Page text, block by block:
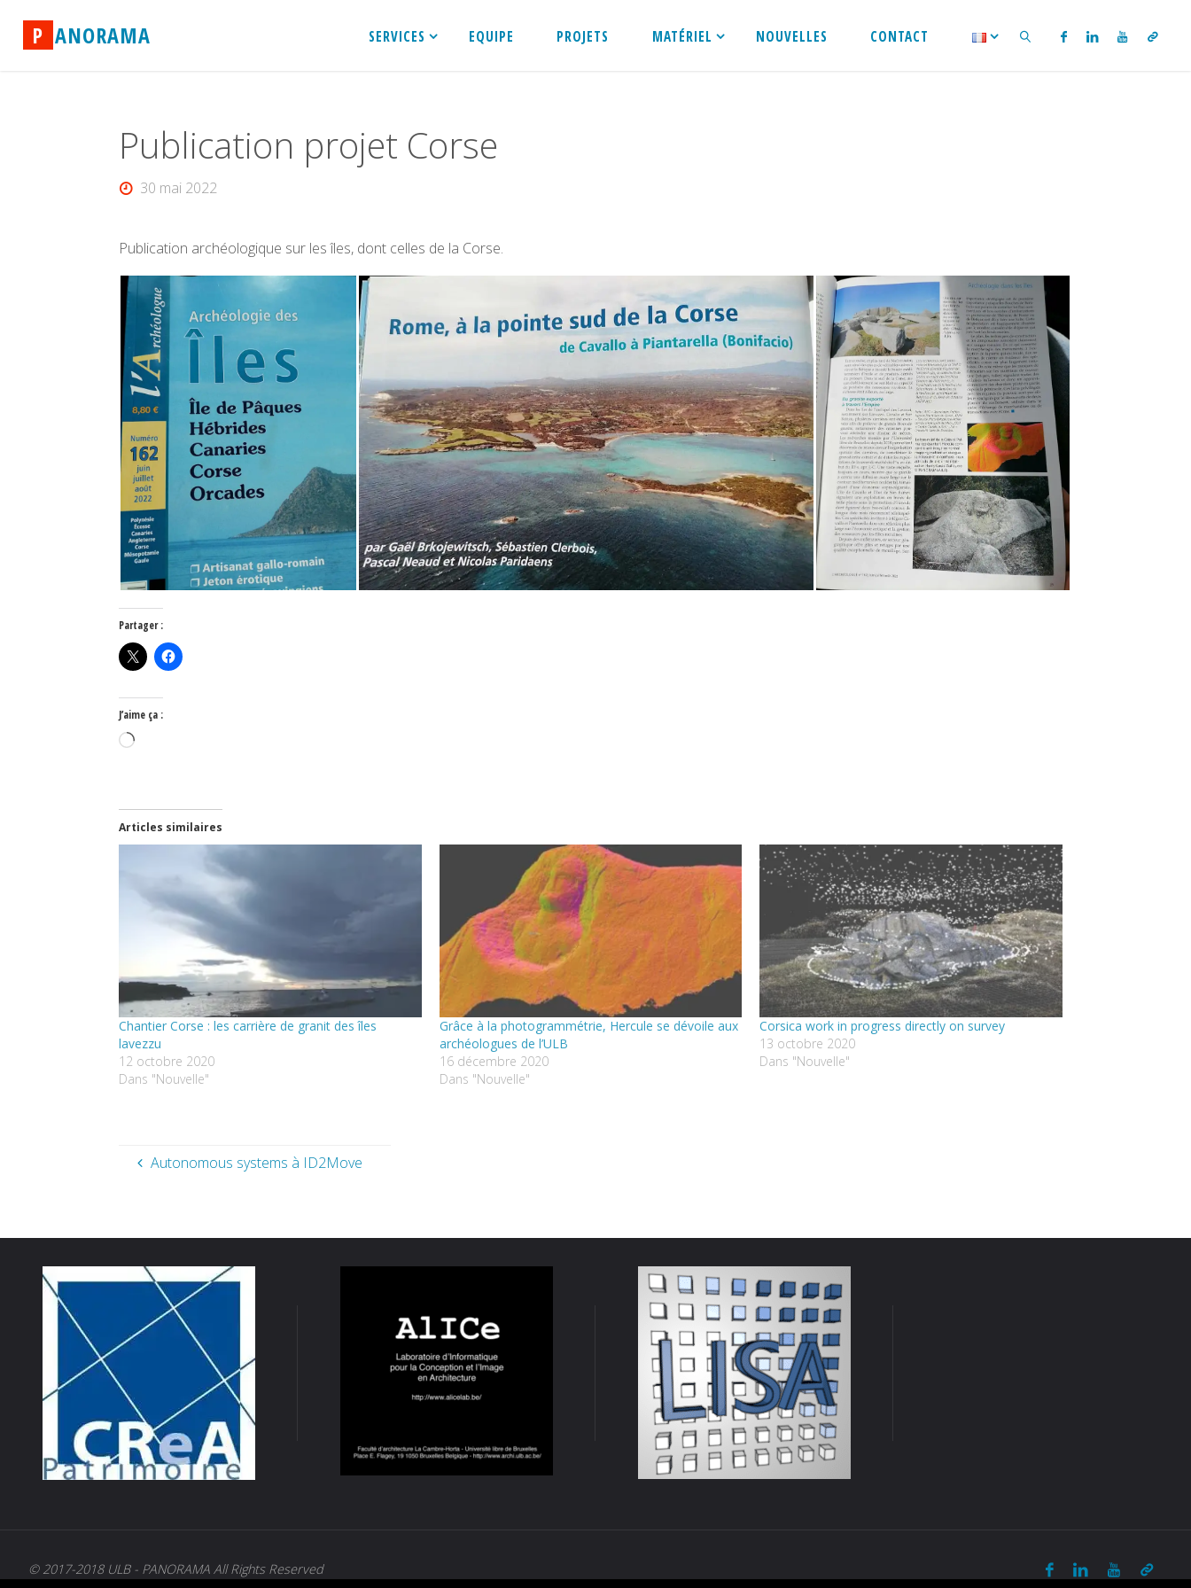
content
P ANORAMA SERVICES EQUIPE PROJETS MATÉRIEL NOUVELLES CONTACT
Publication projet Corse
30 mai 2022
Publication archéologique sur les îles, dont celles de la Corse.
Partager :
J’aime ça :
Chargement…
Articles similaires
Chantier Corse : les carrière de granit des îles
lavezzu
12 octobre 2020
Dans "Nouvelle"
Grâce à la photogrammétrie, Hercule se dévoile aux
archéologues de l’ULB
16 décembre 2020
Dans "Nouvelle"
Corsica work in progress directly on survey
13 octobre 2020
Dans "Nouvelle"
Autonomous systems à ID2Move
© 2017-2018 ULB - PANORAMA All Rights Reserved